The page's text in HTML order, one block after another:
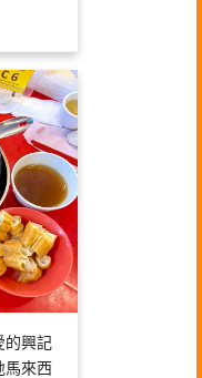
的興記
馬來西